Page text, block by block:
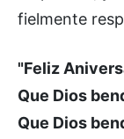
fielmente
"Feliz
Que Dios
Que Dios